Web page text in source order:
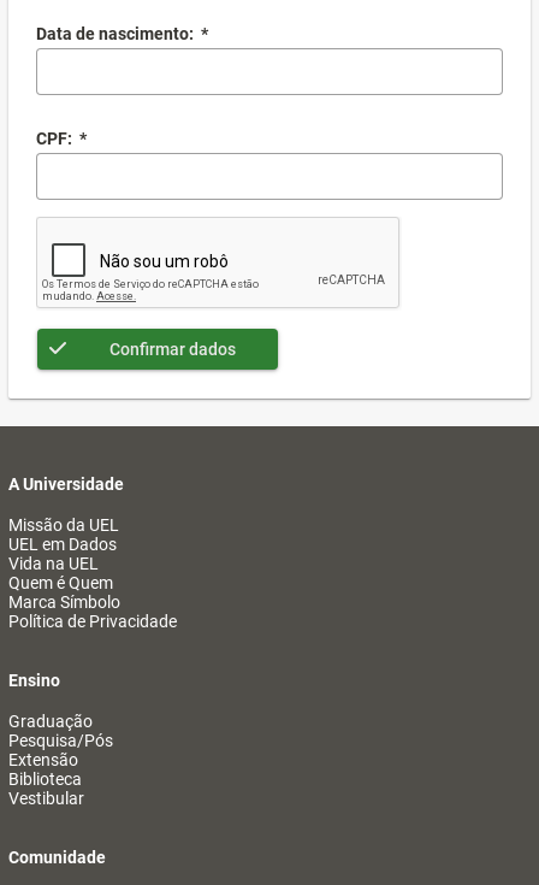
Data de nascimento: *
CPF: *
Confirmar dados
A Universidade
Missão da UEL
UEL em Dados
Vida na UEL
Quem é Quem
Marca Símbolo
Política de Privacidade
Ensino
Graduação
Pesquisa/Pós
Extensão
Biblioteca
Vestibular
Comunidade